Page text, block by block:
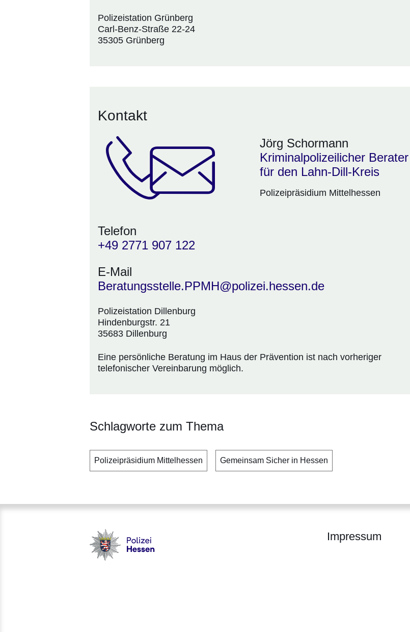
Polizeistation Grünberg
Carl-Benz-Straße 22-24
35305 Grünberg
Kontakt
Jörg Schormann
Kriminalpolizeilicher Berater
für den Lahn-Dill-Kreis
Polizeipräsidium Mittelhessen
Telefon
+49 2771 907 122
E-Mail
Beratungsstelle.PPMH@polizei.hessen.de
Polizeistation Dillenburg
Hindenburgstr. 21
35683 Dillenburg
Eine persönliche Beratung im Haus der Prävention ist nach vorheriger
telefonischer Vereinbarung möglich.
Schlagworte zum Thema
Polizeipräsidium Mittelhessen Gemeinsam Sicher in Hessen
Polizei - Polizei.hessen.de
Impressum